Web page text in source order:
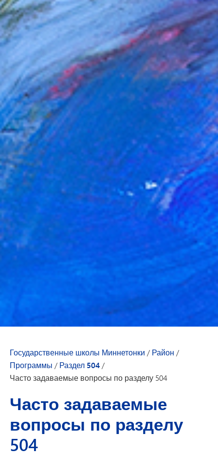
Государственные школы Миннетонки / Район /
Программы / Раздел 504/
Часто задаваемые вопросы по разделу 504
Часто задаваемые
вопросы по разделу
504